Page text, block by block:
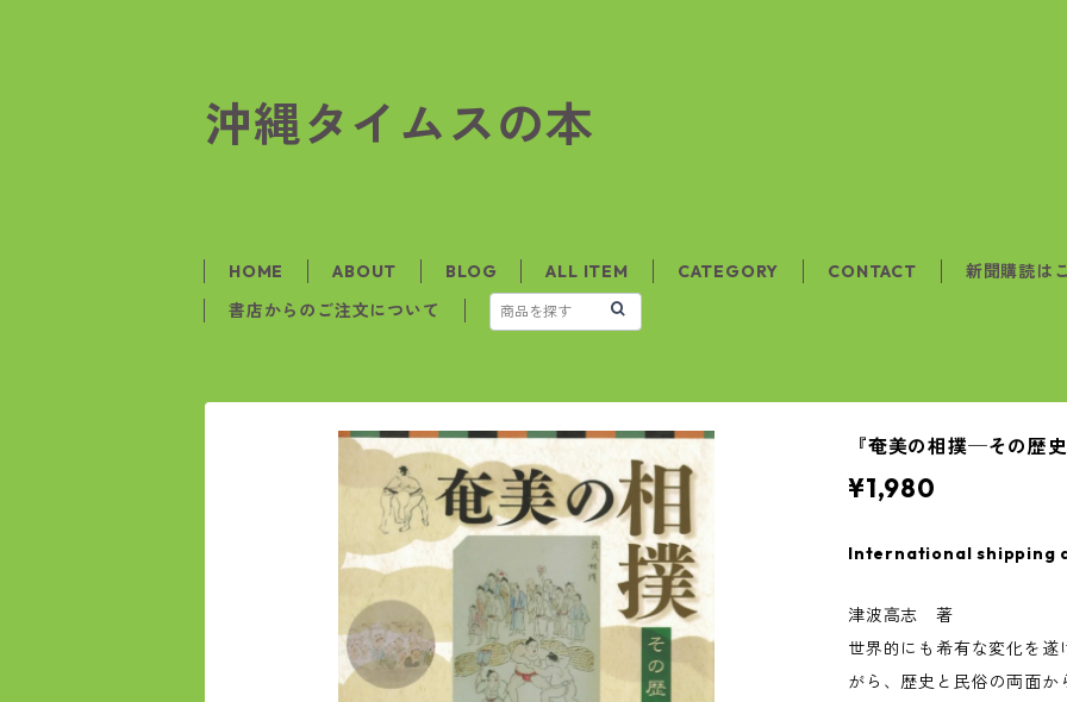
沖縄タイムスの本
HOME ABOUT BLOG ALL ITEM CATEGORY CONTACT
新聞購読は
書店からのご注文について
『奄美の相撲─その歴
¥1,980
International shipping
津波高志 著
世界的にも希有な変化を
がら、歴史と民俗の両面